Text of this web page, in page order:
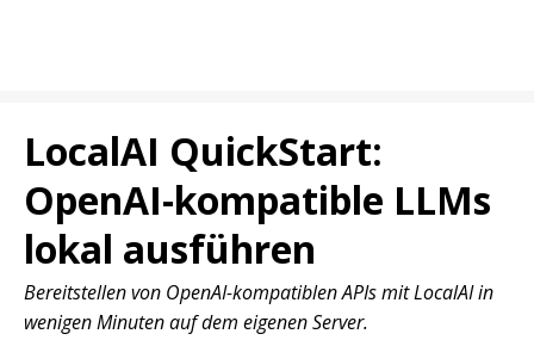
LocalAI QuickStart:
OpenAI-kompatible LLMs
lokal ausführen
Bereitstellen von OpenAI-kompatiblen APIs mit LocalAI in
wenigen Minuten auf dem eigenen Server.